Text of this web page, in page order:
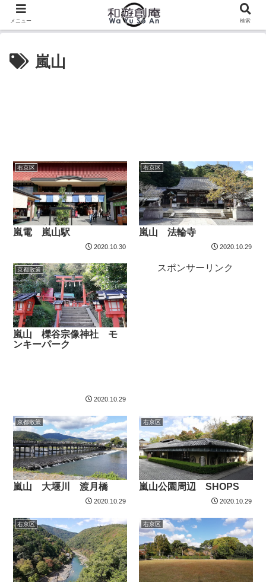
嵐山
右京区
嵐電 嵐山駅
2020.10.30
右京区
嵐山 法輪寺
2020.10.29
京都散策
嵐山 櫟谷宗像神社 モ
ンキーパーク
2020.10.29
スポンサーリンク
京都散策
嵐山 大堰川 渡月橋
2020.10.29
右京区
嵐山公園周辺 SHOPS
2020.10.29
右京区 右京区
メニュー 検索